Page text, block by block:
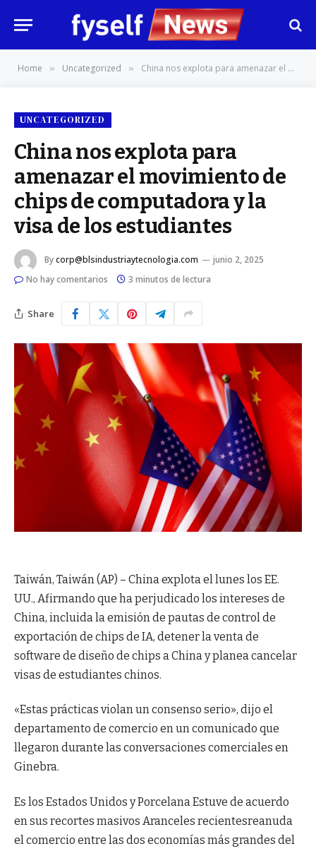
Home » Uncategorized » China nos explota para amenazar el movimiento de chips de computadora y la visa de los estudiantes
UNCATEGORIZED
China nos explota para
amenazar el movimiento de
chips de computadora y la
visa de los estudiantes
Bycorp@blsindustriaytecnologia.com
junio 2, 2025
No hay comentarios
3 minutos de lectura
Share
Taiwán, Taiwán (AP) – China explota el lunes los EE.
UU., Afirmando que ha perjudicado los intereses de
China, incluida la emisión de pautas de control de
exportación de chips de IA, detener la venta de
software de diseño de chips a China y planea cancelar
visas de estudiantes chinos.
«Estas prácticas violan un consenso serio», dijo el
departamento de comercio en un comunicado que
llegaron durante las conversaciones comerciales en
Ginebra.
Es los Estados Unidos yPorcelana Estuve de acuerdo
en sus recortes masivos Aranceles recientesreanuda
el comercio entre las dos economías más grandes del